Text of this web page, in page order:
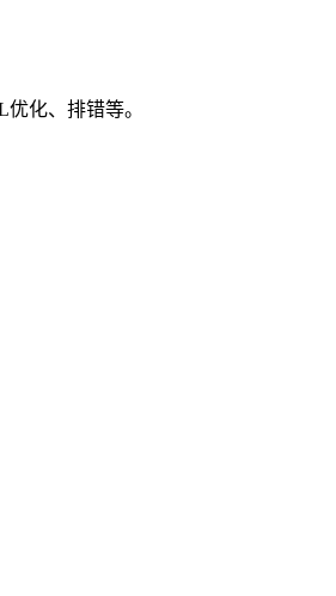
化、排错等。